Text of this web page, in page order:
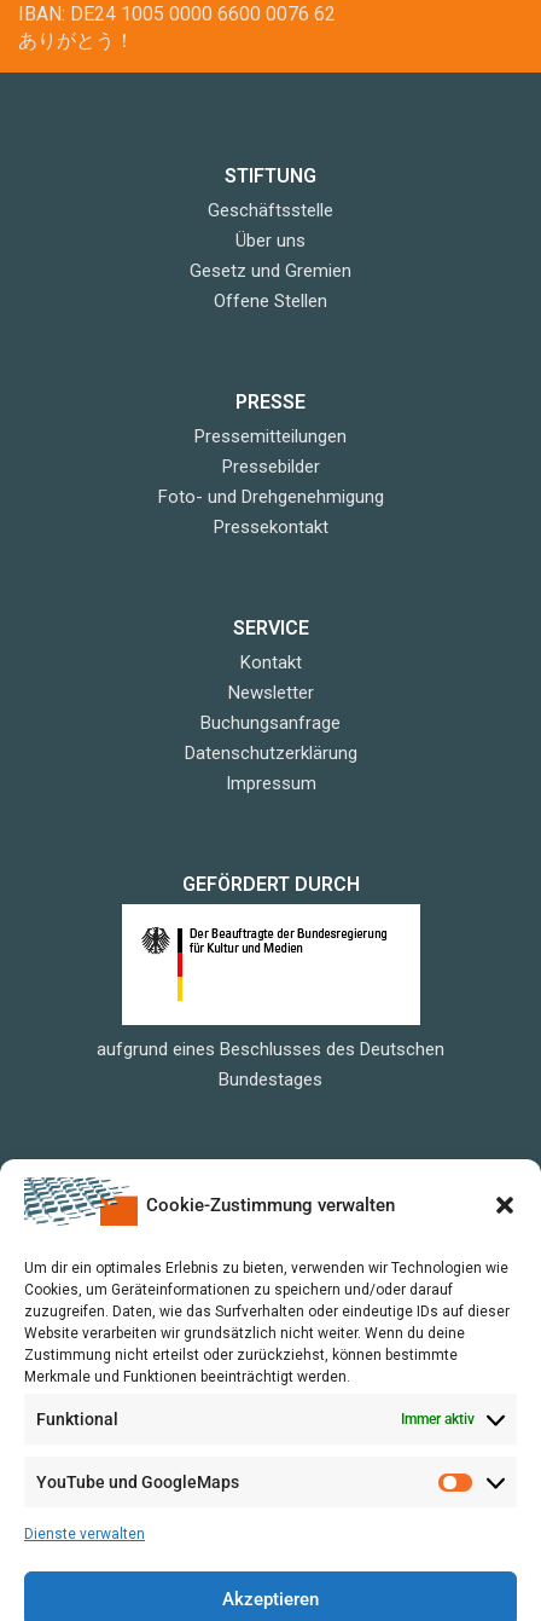
Cookie-Zustimmung verwalten
Um dir ein optimales Erlebnis zu bieten, verwenden wir Technologien wie
Cookies, um Geräteinformationen zu speichern und/oder darauf
zuzugreifen. Daten, wie das Surfverhalten oder eindeutige IDs auf dieser
Website verarbeiten wir grundsätzlich nicht weiter. Wenn du deine
Zustimmung nicht erteilst oder zurückziehst, können bestimmte
Merkmale und Funktionen beeinträchtigt werden.
Funktional Immer aktiv
YouTube und GoogleMaps
Dienste verwalten
Akzeptieren
IBAN: DE24 1005 0000 6600 0076 62
ありがとう！
STIFTUNG
Geschäftsstelle
Über uns
Gesetz und Gremien
Offene Stellen
PRESSE
Pressemitteilungen
Pressebilder
Foto- und Drehgenehmigung
Pressekontakt
SERVICE
Kontakt
Newsletter
Buchungsanfrage
Datenschutzerklärung
Impressum
GEFÖRDERT DURCH
aufgrund eines Beschlusses des Deutschen
Bundestages
VERWALTUNG